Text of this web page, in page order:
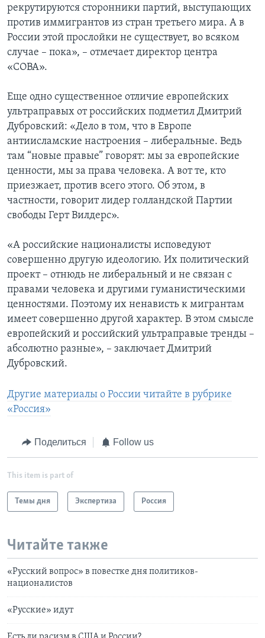
рекрутируются сторонники партий, выступающих
против иммигрантов из стран третьего мира. А в
России этой прослойки не существует, во всяком
случае – пока», – отмечает директор центра
«СОВА».
Еще одно существенное отличие европейских
ультраправых от российских подметил Дмитрий
Дубровский: «Дело в том, что в Европе
антиисламские настроения – либеральные. Ведь
там “новые правые” говорят: мы за европейские
ценности, мы за права человека. А вот те, кто
приезжает, против всего этого. Об этом, в
частности, говорит лидер голландской Партии
свободы Герт Вилдерс».
«А российские националисты исповедуют
совершенно другую идеологию. Их политический
проект – отнюдь не либеральный и не связан с
правами человека и другими гуманистическими
ценностями. Поэтому их ненависть к мигрантам
имеет совершенно другой характер. В этом смысле
европейский и российский ультраправые тренды –
абсолютно разные», – заключает Дмитрий
Дубровский.
Другие материалы о России читайте в рубрике
«Россия»
Поделиться Follow us
This item is part of
Темы дня Экспертиза Россия
Читайте также
«Русский вопрос» в повестке дня политиков-
националистов
«Русские» идут